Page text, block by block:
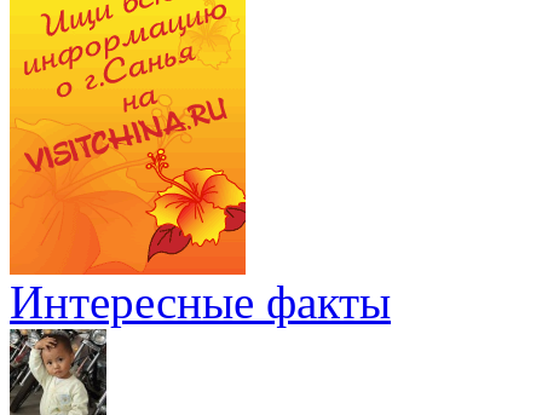
Интересные факты